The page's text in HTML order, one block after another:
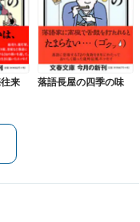
来 落語長屋の四季の味